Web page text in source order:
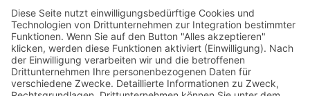
Mitwelt?». Diese Fragen werden durch das Studium der
Erde und des Universums provoziert, sie benötigen
allerdings andere Herangehensweisen für ihre
Beantwortung.
Durch den persönlichen Stil aus der Perspektive des